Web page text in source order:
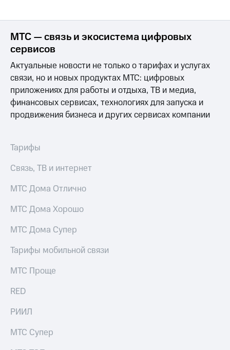
Другое
Регистратор
Реквизиты
Контакты
развитие
деловая этика
На главную
МТС — связь и экосистема цифровых
сервисов
Актуальные новости не только о тарифах и услугах
связи, но и новых продуктах МТС: цифровых
приложениях для работы и отдыха, ТВ и медиа,
финансовых сервисах, технологиях для запуска и
продвижения бизнеса и других сервисах компании
Тарифы
Связь, ТВ и интернет
МТС Дома Отлично
МТС Дома Хорошо
МТС Дома Супер
Тарифы мобильной связи
МТС Проще
RED
РИИЛ
МТС Супер